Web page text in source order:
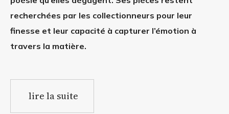
recherchées par les collectionneurs pour leur
finesse et leur capacité à capturer l’émotion à
travers la matière.
lire la suite